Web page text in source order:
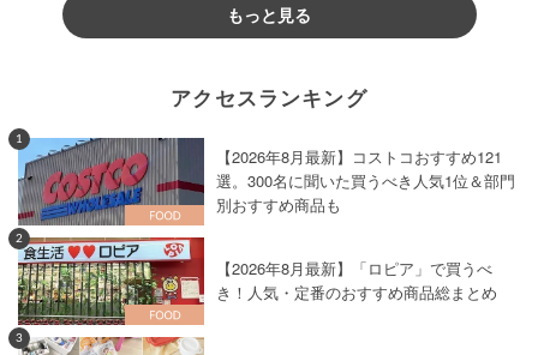
もっと見る
アクセスランキング
1
【2026年8月最新】コストコおすすめ121
選。300名に聞いた買うべき人気1位＆部門
別おすすめ商品も
2
【2026年8月最新】「ロピア」で買うべ
き！人気・定番のおすすめ商品総まとめ
3